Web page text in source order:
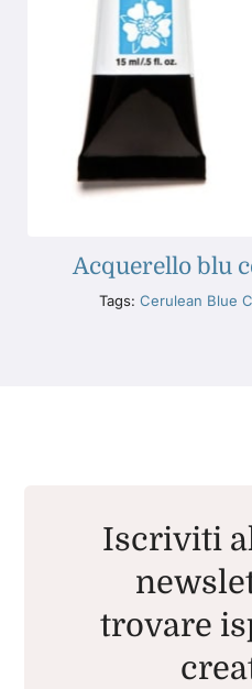
Acquerello blu
Tags: Cerulean Blue
Iscriviti
trovare